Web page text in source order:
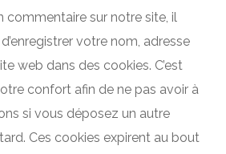
commentaire sur notre site, il
votre nom, adresse
web dans des cookies. C’est
confort afin de ne pas avoir à
si vous déposez un autre
Ces cookies expirent au bout